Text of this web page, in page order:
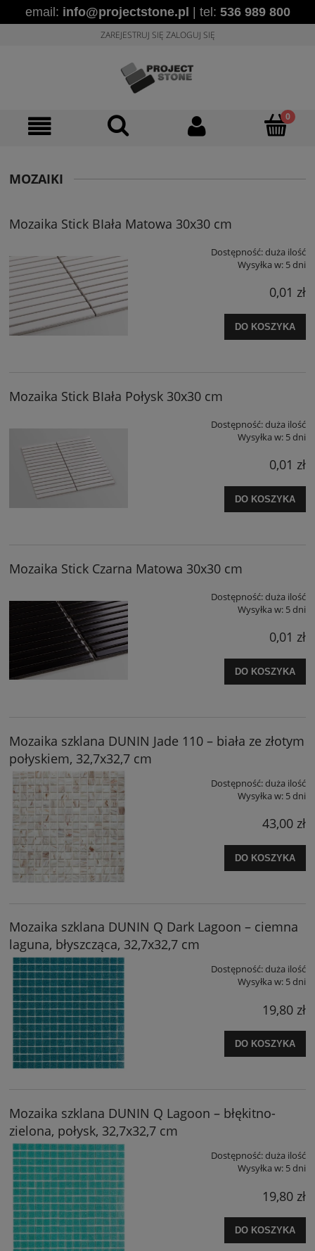
email: info@projectstone.pl | tel: 536 989 800
ZAREJESTRUJ SIĘ ZALOGUJ SIĘ
MOZAIKI
Mozaika Stick BIała Matowa 30x30 cm
Dostępność:duża ilość
Wysyłka w: 5 dni
0,01 zł
DO KOSZYKA
Mozaika Stick BIała Połysk 30x30 cm
Dostępność:duża ilość
Wysyłka w: 5 dni
0,01 zł
DO KOSZYKA
Mozaika Stick Czarna Matowa 30x30 cm
Dostępność:duża ilość
Wysyłka w: 5 dni
0,01 zł
DO KOSZYKA
Mozaika szklana DUNIN Jade 110 – biała ze złotym
połyskiem, 32,7x32,7 cm
Dostępność:duża ilość
Wysyłka w: 5 dni
43,00 zł
DO KOSZYKA
Mozaika szklana DUNIN Q Dark Lagoon – ciemna
laguna, błyszcząca, 32,7x32,7 cm
Dostępność:duża ilość
Wysyłka w: 5 dni
19,80 zł
DO KOSZYKA
Mozaika szklana DUNIN Q Lagoon – błękitno-
zielona, połysk, 32,7x32,7 cm
Dostępność:duża ilość
Wysyłka w: 5 dni
19,80 zł
DO KOSZYKA